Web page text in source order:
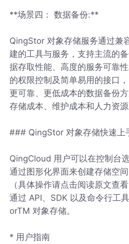
**场景四： 数据备份:**
QingStor 对象存储服务通过兼
建的工具与服务，支持主流的
据存取性能、高度的服务可靠
的权限控制及简单易用的接口
更可靠、更低成本的数据备份
存储成本、维护成本和人力资源
### QingStor 对象存储快速上
QingCloud 用户可以在控制台
通过图形化界面来创建存储空
（具体操作请点击阅读原文查
通过 API、SDK 以及命令行工
orTM 对象存储。
* 用户指南